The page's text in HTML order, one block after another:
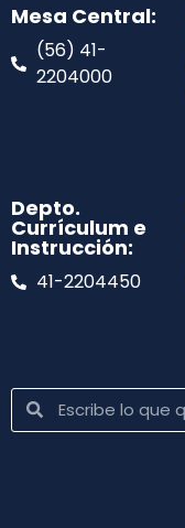
Mesa Central:
(56) 41-
2204000
Depto.
Currículum e
Instrucción:
41-2204450